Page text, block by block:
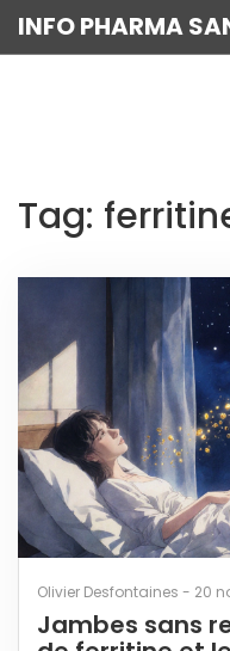
INFO PHARMA
Tag:
Olivier Desfontaines - 20
Jambes sans